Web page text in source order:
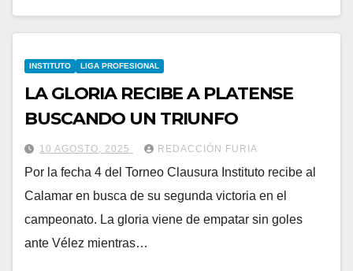
INSTITUTO LIGA PROFESIONAL
LA GLORIA RECIBE A PLATENSE
BUSCANDO UN TRIUNFO
10 AGOSTO, 2025 REDACCIÓN FURIA
Por la fecha 4 del Torneo Clausura Instituto recibe al
Calamar en busca de su segunda victoria en el
campeonato. La gloria viene de empatar sin goles
ante Vélez mientras…